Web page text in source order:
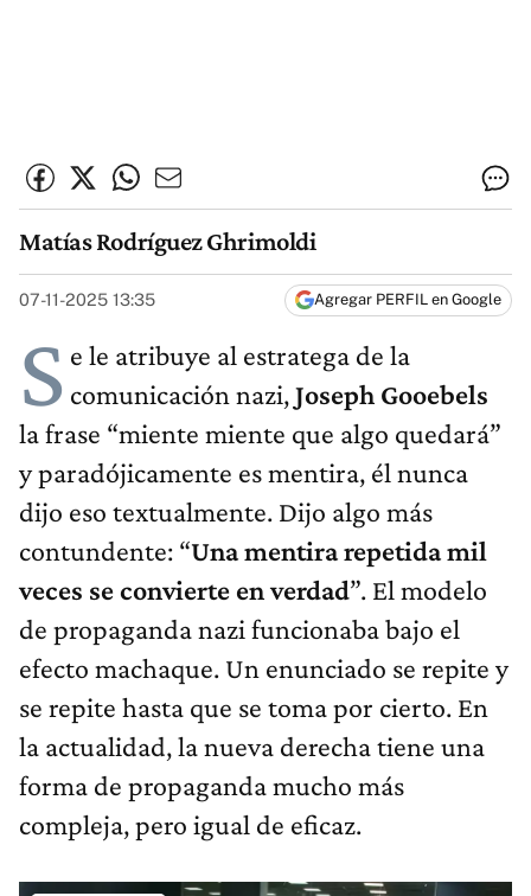
Matías Rodríguez Ghrimoldi
07-11-2025 13:35 Agregar PERFIL en Google
S e le atribuye al estratega de la
comunicación nazi,Joseph Gooebels
la frase “miente miente que algo quedará”
y paradójicamente es mentira, él nunca
dijo eso textualmente. Dijo algo más
contundente: “Una mentira repetida mil
veces se convierte en verdad”. El modelo
de propaganda nazi funcionaba bajo el
efecto machaque. Un enunciado se repite y
se repite hasta que se toma por cierto. En
la actualidad, la nueva derecha tiene una
forma de propaganda mucho más
compleja, pero igual de eficaz.